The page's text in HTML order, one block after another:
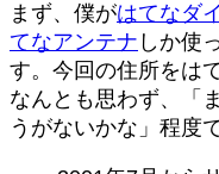
まず、僕がはてなダ
てなアンテナ しか使
す。今回の住所をは
なんとも思わず、「
うがないかな」程度